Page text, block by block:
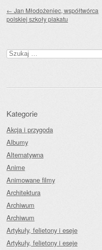
← Jan Młodożeniec, współtwórca
polskiej szkoły plakatu
Szukaj:
Kategorie
Akcja i przygoda
Albumy
Alternatywna
Anime
Animowane filmy
Architektura
Archiwum
Archiwum
Artykuły, felietony i eseje
Artykuły, felietony i eseje